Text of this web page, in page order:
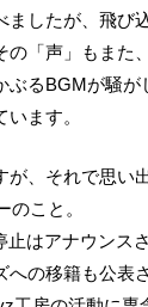
ましたが、飛び
の「声」もまた
ぶるBGMが騒が
ます。
のこと。
はアナウンス
への移籍も公表